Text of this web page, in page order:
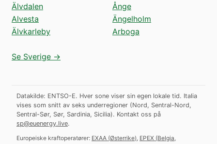
Älvdalen
Alvesta
Älvkarleby
Ånge
Ängelholm
Arboga
Se Sverige →
Datakilde: ENTSO-E. Hver sone viser sin egen lokale tid. Italia
vises som snitt av seks underregioner (Nord, Sentral-Nord,
Sentral-Sør, Sør, Sardinia, Sicilia). Kontakt oss på
sp@euenergy.live.
Europeiske kraftoperatører: EXAA (Østerrike) EPEX (Belgia,